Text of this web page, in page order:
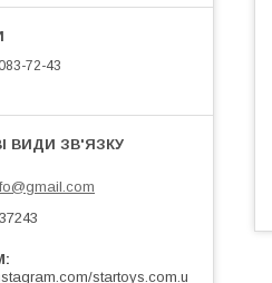
72-43
startoys.com.u